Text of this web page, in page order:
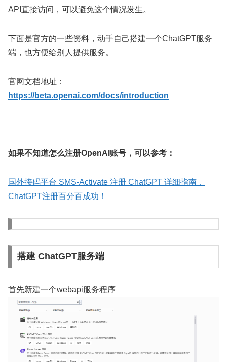
API直接访问，可以避免这个情况发生。
下面是官方的一些资料，动手自己搭建一个ChatGPT服务
端，也方便给别人提供服务。
官网文档地址：
https://beta.openai.com/docs/introduction
如果不知道怎么注册OpenAI账号，可以参考：
国外接码平台 SMS-Activate 注册 ChatGPT 详细指南，
ChatGPT注册百分百成功！
搭建 ChatGPT服务端
首先新建一个webapi服务程序